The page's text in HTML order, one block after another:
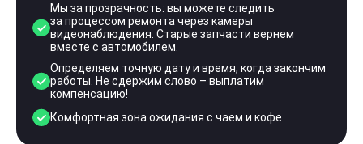
Мы за прозрачность: вы можете следить
за процессом ремонта через камеры
видеонаблюдения. Старые запчасти вернем
вместе с автомобилем.
Определяем точную дату и время, когда закончим
работы. Не сдержим слово – выплатим
компенсацию!
Комфортная зона ожидания с чаем и кофе